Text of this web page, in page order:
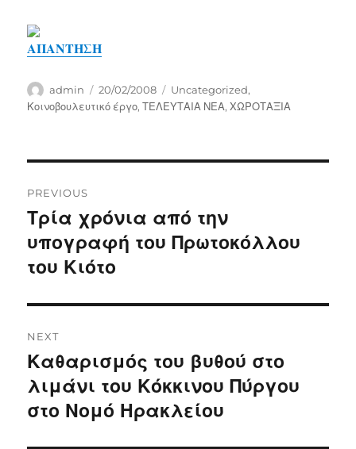
ΑΠΑΝΤΗΣΗ
Author
admin
Posted
on
20/02/2008 Categories
Uncategorized,
Κοινοβουλευτικό έργο,ΤΕΛΕΥΤΑΙΑ ΝΕΑ,ΧΩΡΟΤΑΞΙΑ
navigation
PREVIOUS
Previous
post:
Τρία χρόνια από την
υπογραφή του Πρωτοκόλλου
του Κιότο
NEXT
Next
post:
Καθαρισμός του βυθού στο
λιμάνι του Κόκκινου Πύργου
στο Νομό Ηρακλείου